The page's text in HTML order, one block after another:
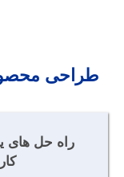
طراحی
راه حل های